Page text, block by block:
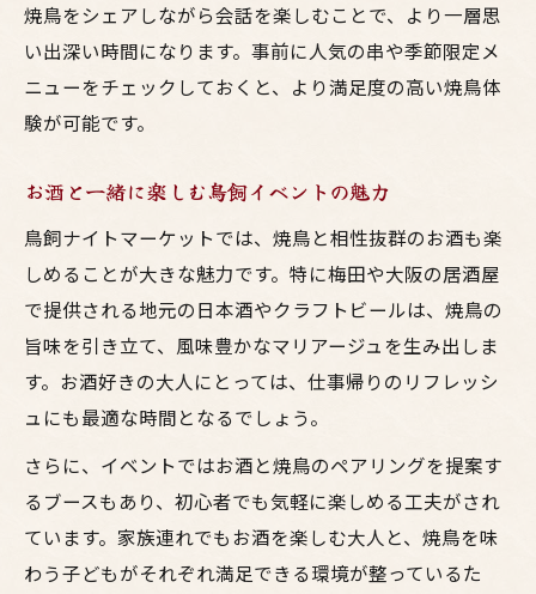
焼鳥をシェアしながら会話を楽しむことで、より一層思
い出深い時間になります。事前に人気の串や季節限定メ
ニューをチェックしておくと、より満足度の高い焼鳥体
験が可能です。
お酒と一緒に楽しむ鳥飼イベントの魅力
鳥飼ナイトマーケットでは、焼鳥と相性抜群のお酒も楽
しめることが大きな魅力です。特に梅田や大阪の居酒屋
で提供される地元の日本酒やクラフトビールは、焼鳥の
旨味を引き立て、風味豊かなマリアージュを生み出しま
す。お酒好きの大人にとっては、仕事帰りのリフレッシ
ュにも最適な時間となるでしょう。
さらに、イベントではお酒と焼鳥のペアリングを提案す
るブースもあり、初心者でも気軽に楽しめる工夫がされ
ています。家族連れでもお酒を楽しむ大人と、焼鳥を味
わう子どもがそれぞれ満足できる環境が整っているた